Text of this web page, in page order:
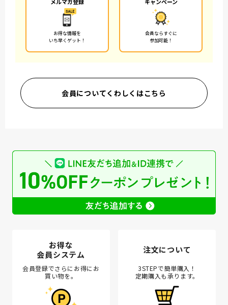
お得な情報を
いち早くゲット！
会員ならすぐに
参加可能！
会員についてくわしくはこちら
お得な
会員システム
会員登録でさらにお得にお
買い物を。
注文について
3STEPで簡単購入！
定期購入も承ります。